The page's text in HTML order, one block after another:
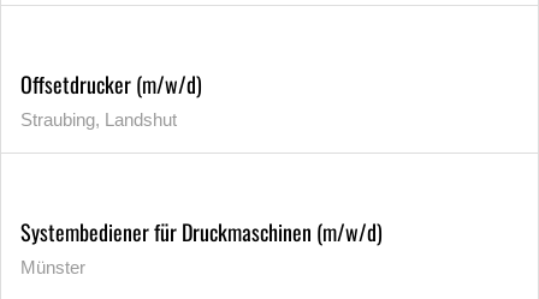
Offsetdrucker (m/w/d)
Straubing, Landshut
Systembediener für Druckmaschinen (m/w/d)
Münster